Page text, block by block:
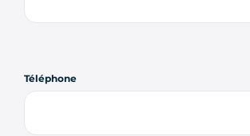
Téléphone